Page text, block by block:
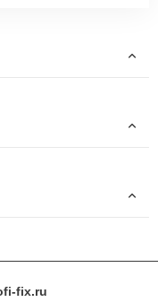
fix.ru